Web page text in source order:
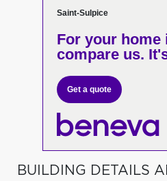
Saint-Sulpice
For your home
compare us.
Get a quote
BUILDING DETAILS